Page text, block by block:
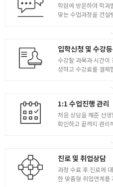
학원에 방문하여 학과
맞는 수업과정을 컨설
입학신청 및 수강
수강할 과목과 시간이
성하고 수강료를 결제
1:1 수업진행 관리
처음 상담을 해준 선
확인하고 끝까지 관리
진로 및 취업상담
과정 수료 후 진로에
한 맞춤형 취업연계를